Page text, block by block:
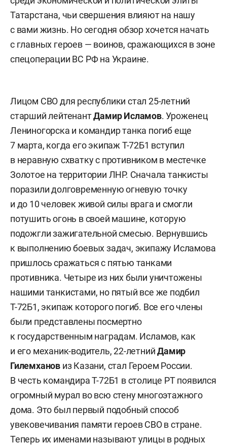
Татарстана, чьи свершения влияют на нашу
с вами жизнь. Но сегодня обзор хочется начать
с главных героев — воинов, сражающихся в зоне
спецоперации ВС РФ на Украине.
Лицом СВО для республики стал 25-летний
старший лейтенантДамир Исламов. Уроженец
Лениногорска и командир танка погиб еще
7 марта, когда его экипаж Т-72Б1 вступил
в неравную схватку с противником в местечке
Золотое на территории ЛНР. Сначала танкисты
поразили долговременную огневую точку
и до 10 человек живой силы врага и смогли
потушить огонь в своей машине, которую
подожгли зажигательной смесью. Вернувшись
к выполнению боевых задач, экипажу Исламова
пришлось сражаться с пятью танками
противника. Четыре из них были уничтожены
нашими танкистами, но пятый все же подбил
Т-72Б1, экипаж которого погиб. Все его члены
были представлены посмертно
к государственным наградам. Исламов, как
и его механик-водитель, 22-летнийДамир
Гилемханов из Казани, стал Героем России.
В честь командира Т-72Б1 в столице РТ появился
огромный мурал во всю стену многоэтажного
дома. Это был первый подобный способ
увековечивания памяти героев СВО в стране.
Теперь их именами называют улицы в родных